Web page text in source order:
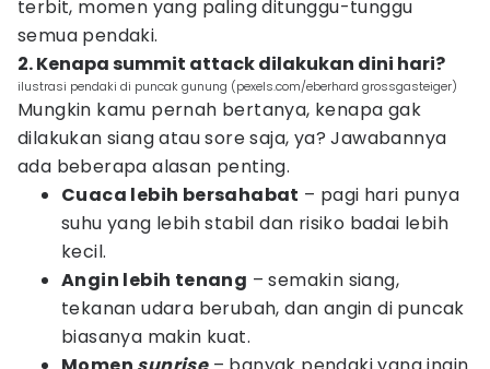
terbit, momen yang paling ditunggu-tunggu
semua pendaki.
2. Kenapa summit attack dilakukan dini hari?
ilustrasi pendaki di puncak gunung (pexels.com/eberhard grossgasteiger)
Mungkin kamu pernah bertanya, kenapa gak
dilakukan siang atau sore saja, ya? Jawabannya
ada beberapa alasan penting.
Cuaca lebih bersahabat – pagi hari punya
suhu yang lebih stabil dan risiko badai lebih
kecil.
Angin lebih tenang – semakin siang,
tekanan udara berubah, dan angin di puncak
biasanya makin kuat.